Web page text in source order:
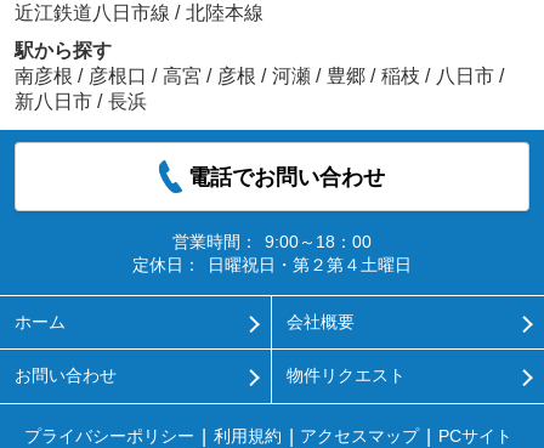
近江鉄道八日市線 / 北陸本線
駅から探す
南彦根 / 彦根口 / 高宮 / 彦根 / 河瀬 / 豊郷 / 稲枝 / 八日市 /
新八日市 / 長浜
電話でお問い合わせ
営業時間：
9:00～18：00
定休日：
日曜祝日・第２第４土曜日
ホーム 会社概要
お問い合わせ 物件リクエスト
プライバシーポリシー 利用規約 アクセスマップ
PCサイト